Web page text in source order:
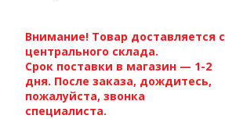
Внимание! Товар доставляется с
центрального склада.
Срок поставки в магазин — 1-2
дня. После заказа, дождитесь,
пожалуйста, звонка
специалиста.